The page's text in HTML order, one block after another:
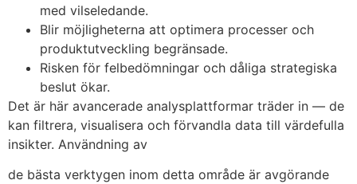
med vilseledande.
Blir möjligheterna att optimera processer och
produktutveckling begränsade.
Risken för felbedömningar och dåliga strategiska
beslut ökar.
Det är här avancerade analysplattformar träder in — de
kan filtrera, visualisera och förvandla data till värdefulla
insikter. Användning av
de bästa verktygen inom detta område är avgörande